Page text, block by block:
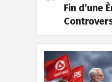
Fin d’une